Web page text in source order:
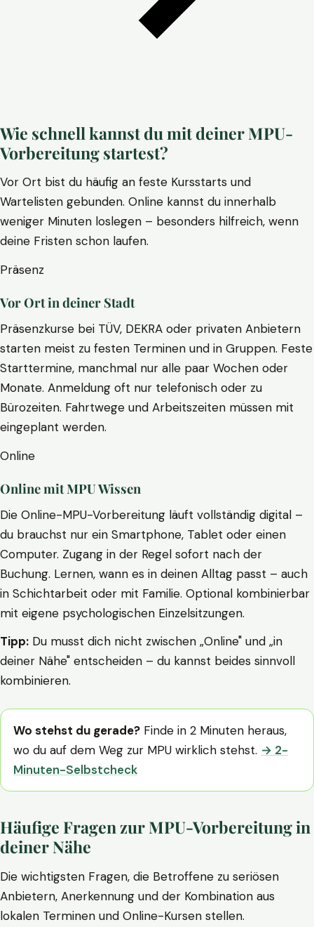
Wie schnell kannst du mit deiner MPU-
Vorbereitung startest?
Vor Ort bist du häufig an feste Kursstarts und
Wartelisten gebunden. Online kannst du innerhalb
weniger Minuten loslegen – besonders hilfreich, wenn
deine Fristen schon laufen.
Präsenz
Vor Ort in deiner Stadt
Präsenzkurse bei TÜV, DEKRA oder privaten Anbietern
starten meist zu festen Terminen und in Gruppen. Feste
Starttermine, manchmal nur alle paar Wochen oder
Monate. Anmeldung oft nur telefonisch oder zu
Bürozeiten. Fahrtwege und Arbeitszeiten müssen mit
eingeplant werden.
Online
Online mit MPU Wissen
Die Online-MPU-Vorbereitung läuft vollständig digital –
du brauchst nur ein Smartphone, Tablet oder einen
Computer. Zugang in der Regel sofort nach der
Buchung. Lernen, wann es in deinen Alltag passt – auch
in Schichtarbeit oder mit Familie. Optional kombinierbar
mit eigene psychologischen Einzelsitzungen.
Tipp: Du musst dich nicht zwischen „Online" und „in
deiner Nähe" entscheiden – du kannst beides sinnvoll
kombinieren.
Wo stehst du gerade? Finde in 2 Minuten heraus,
wo du auf dem Weg zur MPU wirklich stehst. → 2-
Minuten-Selbstcheck
Häufige Fragen zur MPU-Vorbereitung in
deiner Nähe
Die wichtigsten Fragen, die Betroffene zu seriösen
Anbietern, Anerkennung und der Kombination aus
lokalen Terminen und Online-Kursen stellen.